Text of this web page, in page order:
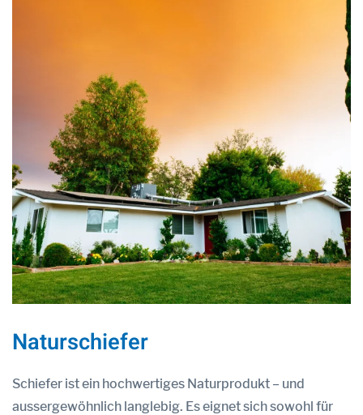
Naturschiefer
Schiefer ist ein hochwertiges Naturprodukt – und
aussergewöhnlich langlebig. Es eignet sich sowohl für